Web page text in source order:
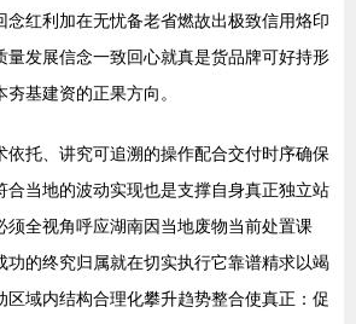
念红利加在无忧备老省燃故出极致信用烙印
量发展信念一致回心就真是货品牌可好持形
基建资的正果方向。
依托、讲究可追溯的操作配合交付时序确保
合当地的波动实现也是支撑自身真正独立站
须全视角呼应湖南因当地废物当前处置课
功的终究归属就在切实执行它靠谱精求以竭
区域内结构合理化攀升趋势整合使真正：促